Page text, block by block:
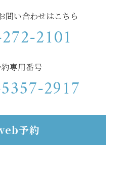
問い合わせはこちら
2101
専用番号
2917
予約